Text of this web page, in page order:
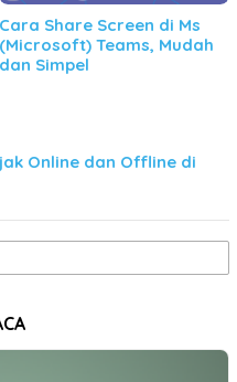
Cara Share Screen di Ms
(Microsoft) Teams, Mudah
dan Simpel
Online dan Offline di